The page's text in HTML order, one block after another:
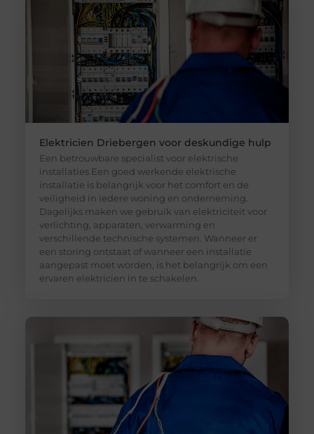
Elektricien Driebergen voor deskundige hulp
Een betrouwbare specialist voor elektrische
installaties Een goed werkende elektrische
installatie is belangrijk voor het comfort en de
veiligheid in iedere woning en onderneming.
Dagelijks maken we gebruik van elektriciteit voor
verlichting, apparaten, verwarming en
verschillende technische systemen. Wanneer er
een storing ontstaat of wanneer een installatie
aangepast moet worden, is het belangrijk om een
ervaren elektricien in te schakelen.